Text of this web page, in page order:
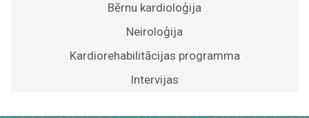
Bērnu kardioloģija
Neiroloģija
Kardiorehabilitācijas programma
Intervijas